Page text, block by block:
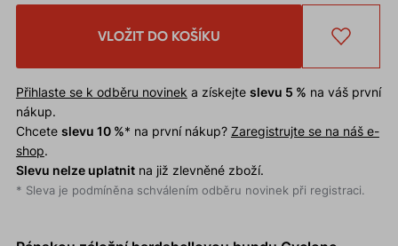
VLOŽIT DO KOŠÍKU
Přihlaste se k odběru novinek a získejte slevu 5 % na váš první
nákup.
Chcete slevu 10 %* na první nákup? Zaregistrujte se na náš e-
shop.
Slevu nelze uplatnitna již zlevněné zboží.
* Sleva je podmíněna schválením odběru novinek při registraci.